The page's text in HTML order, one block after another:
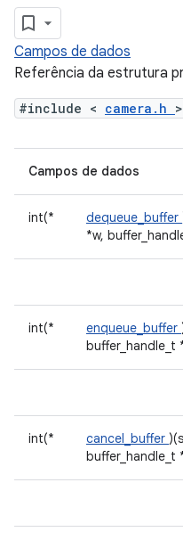
Campos de dados
Referência da estrutura
#include < camera.h >
Campos de dados
int(* dequeue_buffer
*w,
int(* enqueue_buffer
buffer_handle_t
int(* cancel_buffer
buffer_handle_t